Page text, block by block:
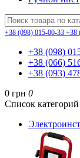
+38 (098) 015-00-33 +38
+38 (098)
+38 (066)
+38 (093)
0 грн 0
Список категорий